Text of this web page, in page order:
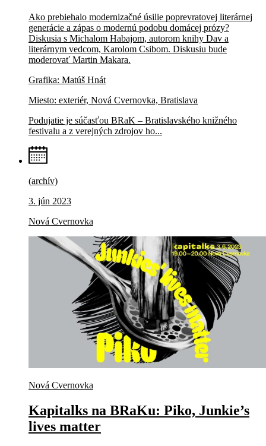
Ako prebiehalo modernizačné úsilie poprevratovej literárnej
generácie a zápas o modernú podobu domácej prózy?
Diskusia s Michalom Habajom, autorom knihy Dav a
literárnym vedcom, Karolom Csibom. Diskusiu bude
moderovať Martin Makara.
Grafika: Matúš Hnát
Miesto: exteriér, Nová Cvernovka, Bratislava
Podujatie je súčasťou BRaK – Bratislavského knižného
festivalu a z verejných zdrojov ho...
(archív)
3. jún 2023
Nová Cvernovka
Nová Cvernovka
Kapitalks na BRaKu: Piko, Junkie’s
lives matter